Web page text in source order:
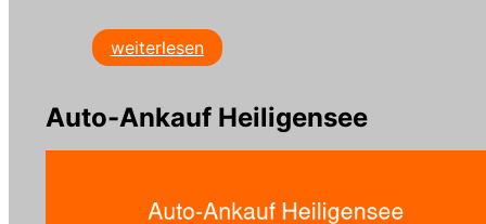
weiterlesen
Auto-Ankauf Heiligensee